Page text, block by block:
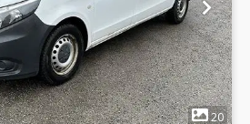
1 20